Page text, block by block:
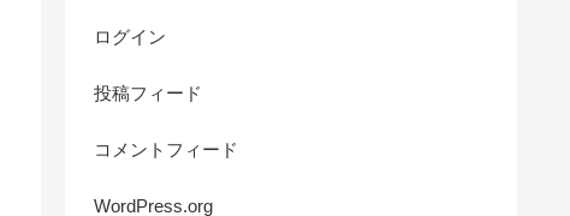
ログイン
投稿フィード
コメントフィード
WordPress.org